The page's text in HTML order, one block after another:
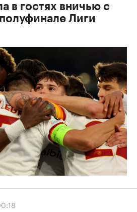
в гостях вничью с
Лиги